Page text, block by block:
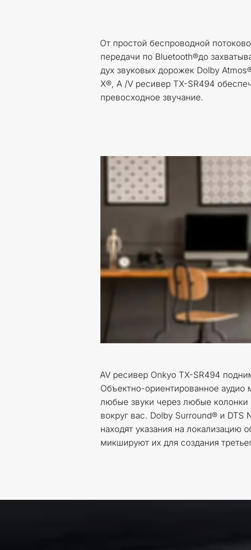
От простой беспроводной
передачи по Bluetooth®до
дух звуковых дорожек Dolby
X®, A /V ресивер TX-SR494
превосходное звучание.
AV ресивер Onkyo TX-SR494
Объектно-ориентированное аудио
любые звуки через любые
вокруг вас. Dolby Surround® и DTS
находят указания на локализацию
микшируют их для создания